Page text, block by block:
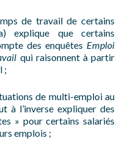
de travail de certains
explique que certains
des enquêtes Emploi
qui raisonnent à partir
;
de multi-emploi au
à l’inverse expliquer des
» pour certains salariés
emplois ;